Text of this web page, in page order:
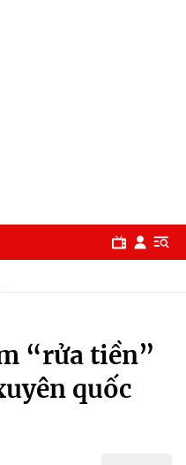
“rửa tiền”
quốc